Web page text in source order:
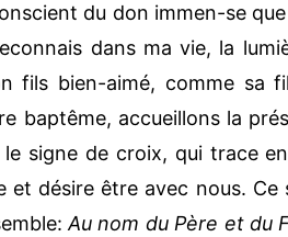
du don immen-se
dans ma vie, la
fils bien-aimé, comme sa
baptême, accueillons la
signe de croix, qui trace
et désire être avec nous. Ce
Au nom du Père et du